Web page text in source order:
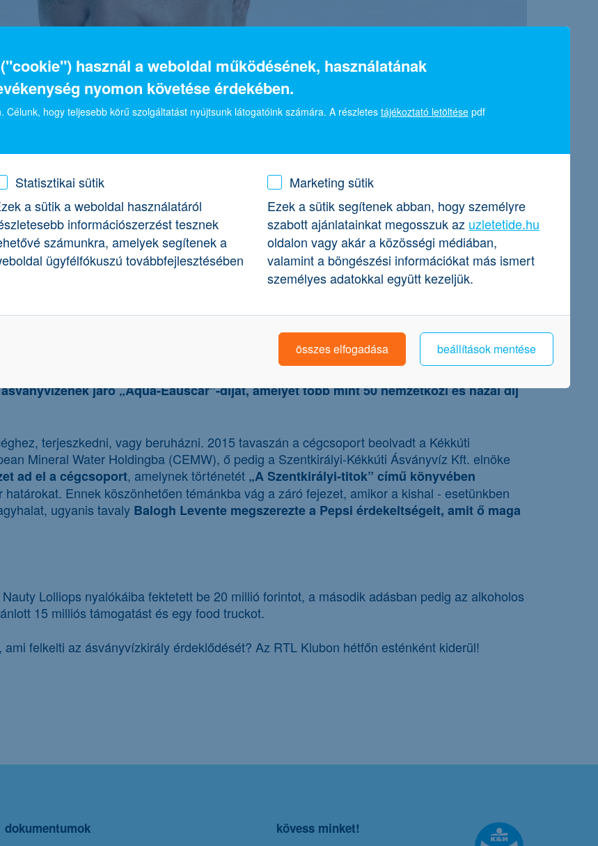
Szentkirályon már működő forrást. Édesapja mindig is
járó „Aqua-Eauscar”-díjat, amelyet több mint 50 nemzetközi és hazai díj
terjeszkedni, vagy beruházni. 2015 tavaszán a cégcsoport beolvadt a Kékkúti
Mineral Water Holdingba (CEMW), ő pedig a Szentkirályi-Kékkúti Ásványvíz Kft. elnöke
ad el a cégcsoport, amelynek történetét „A Szentkirályi-titok” című könyvében
Ennek köszönhetően témánkba vág a záró fejezet, amikor a kishal - esetünkben
ugyanis tavaly Balogh Levente megszerezte a Pepsi érdekeltségeit, amit ő maga
Lolliops nyalókáiba fektetett be 20 millió forintot, a második adásban pedig az alkoholos
15 milliós támogatást és egy food truckot.
felkelti az ásványvízkirály érdeklődését? Az RTL Klubon hétfőn esténként kiderül!
dokumentumok kövess minket!
használ a weboldal működésének, használatának
nyomon követése érdekében.
hogy teljesebb körű szolgáltatást nyújtsunk látogatóink számára. A részletes tájékoztató letöltése pdf
Statisztikai sütik
a sütik a weboldal használatáról
információszerzést tesznek
számunkra, amelyek segítenek a
ügyfélfókuszú továbbfejlesztésében
Marketing sütik
Ezek a sütik segítenek abban, hogy személyre
szabott ajánlatainkat megosszuk az uzletetide.hu
oldalon vagy akár a közösségi médiában,
valamint a böngészési információkat más ismert
személyes adatokkal együtt kezeljük.
összes elfogadása beállítások mentése